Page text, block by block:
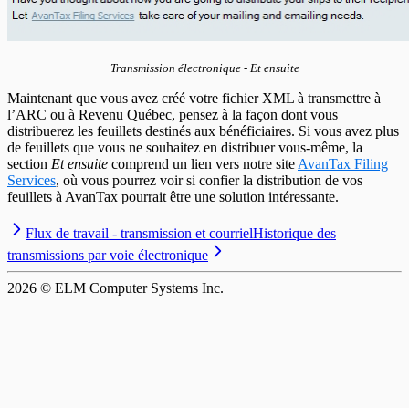
Transmission électronique - Et ensuite
Maintenant que vous avez créé votre fichier XML à transmettre à
l’ARC ou à Revenu Québec, pensez à la façon dont vous
distribuerez les feuillets destinés aux bénéficiaires. Si vous avez plus
de feuillets que vous ne souhaitez en distribuer vous-même, la
section Et ensuite comprend un lien vers notre site AvanTax Filing
Services, où vous pourrez voir si confier la distribution de vos
feuillets à AvanTax pourrait être une solution intéressante.
Flux de travail - transmission et courrielHistorique des
transmissions par voie électronique
2026 © ELM Computer Systems Inc.